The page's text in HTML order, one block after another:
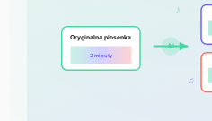
Oryginalna piosenka
2 minuty
AI
♪
♫